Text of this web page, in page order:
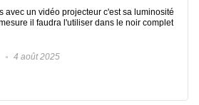
avec un vidéo projecteur c'est sa luminosité
il faudra l'utiliser dans le noir complet
4 août 2025